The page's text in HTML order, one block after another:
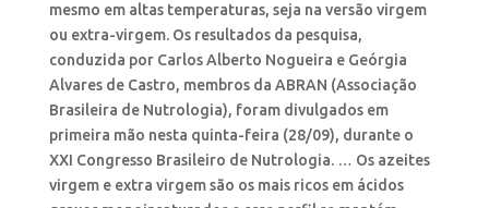
mesmo em altas temperaturas, seja na versão virgem
ou extra-virgem. Os resultados da pesquisa,
conduzida por Carlos Alberto Nogueira e Geórgia
Alvares de Castro, membros da ABRAN (Associação
Brasileira de Nutrologia), foram divulgados em
primeira mão nesta quinta-feira (28/09), durante o
XXI Congresso Brasileiro de Nutrologia. … Os azeites
virgem e extra virgem são os mais ricos em ácidos